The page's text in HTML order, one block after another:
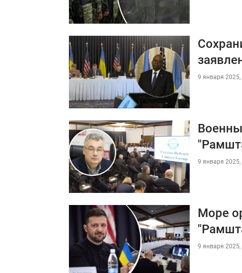
9 января 2025,
9 января 2025,
Море
9 января 2025,